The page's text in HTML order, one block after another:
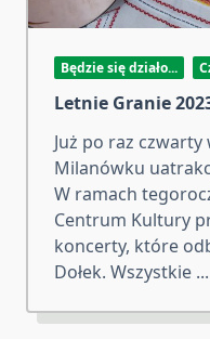
Będzie się działo...
Letnie Granie
Już po raz
Milanówku
W ramach
Centrum Kultury
koncerty, które
Dołek. Wszystkie ...